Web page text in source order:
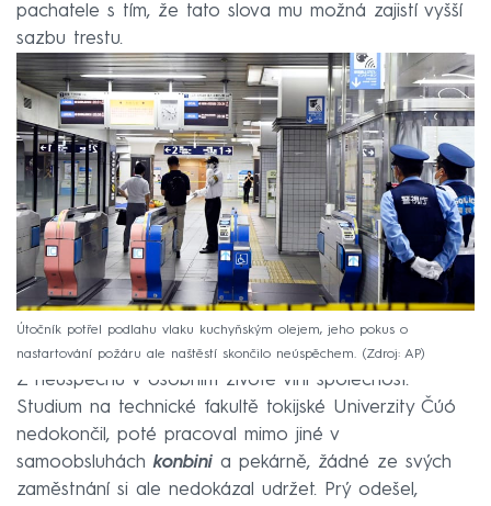
pachatele s tím, že tato slova mu možná zajistí vyšší
sazbu trestu.
Útočník potřel podlahu vlaku kuchyňským olejem, jeho pokus o
nastartování požáru ale naštěstí skončilo neúspěchem.
Zdroj: AP
Z neúspěchů v osobním životě viní společnost.
Studium na technické fakultě tokijské Univerzity Čúó
nedokončil, poté pracoval mimo jiné v
samoobsluháchkonbini a pekárně, žádné ze svých
zaměstnání si ale nedokázal udržet. Prý odešel,